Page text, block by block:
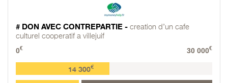
# DON AVEC CONTREPARTIE - creation d’un cafe
culturel cooperatif a villejuif
0€ 30 000€
14 300€